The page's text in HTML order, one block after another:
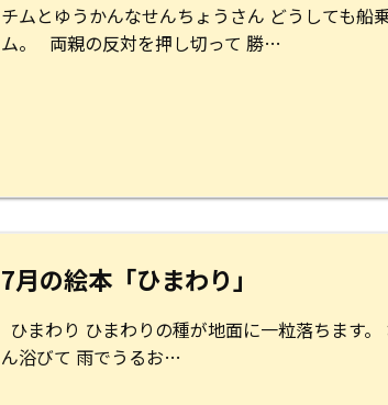
チムとゆうかんなせんちょうさん どうしても船
ム。 両親の反対を押し切って 勝…
7月の絵本「ひまわり」
ひまわり ひまわりの種が地面に一粒落ちます
ん浴びて 雨でうるお…